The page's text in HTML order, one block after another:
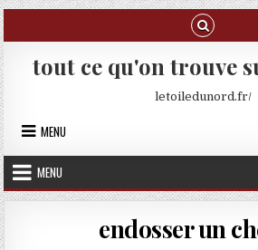
Skip to content
tout ce qu'on trouve
letoiledunord.fr/
MENU
MENU
endosser un